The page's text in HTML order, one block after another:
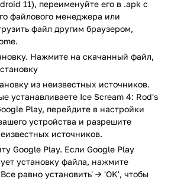
готовы схватить тебя при первой же
скорость, но и осторожность:
использовать укрытия и даже
саботажа фабрики.
— отличный вариант для
хорроров. Он не просто повторяет
а расширяет её, добавляя
Если хочешь ещё раз проверить
— добро пожаловать в
Factory прошла проверку
В результате проверки по всем
заражения файлов не выявлено.
11), переименуйте его в .apk с
файлового менеджера или
файл другим браузером,
Нажмите на скачанный файл,
из неизвестных источников.
устанавливаете Ice Scream 4: Rod's
Play, перейдите в настройки
устройства и разрешите
источников.
Google Play. Если Google Play
установку файла, нажмите
равно установить' → 'OK', чтобы